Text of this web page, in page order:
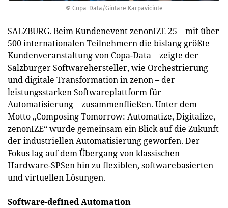
© Copa-Data/Gintare Karpaviciute
SALZBURG. Beim Kundenevent zenonIZE 25 – mit über
500 internationalen Teilnehmern die bislang größte
Kundenveranstaltung von Copa-Data – zeigte der
Salzburger Softwarehersteller, wie Orchestrierung
und digitale Transformation in zenon – der
leistungsstarken Softwareplattform für
Automatisierung – zusammenfließen. Unter dem
Motto „Composing Tomorrow: Automatize, Digitalize,
zenonIZE“ wurde gemeinsam ein Blick auf die Zukunft
der industriellen Automatisierung geworfen. Der
Fokus lag auf dem Übergang von klassischen
Hardware-SPSen hin zu flexiblen, softwarebasierten
und virtuellen Lösungen.
Software-defined Automation